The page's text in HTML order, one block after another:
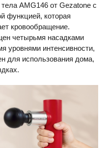
AMG146 от Gezatone с
функцией, которая
кровообращение.
четырьмя насадками
уровнями интенсивности,
для использования дома,